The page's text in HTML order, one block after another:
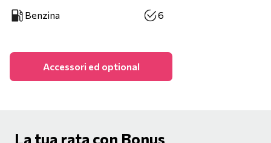
Benzina 6
Accessori ed optional
La tua rata con Bonus